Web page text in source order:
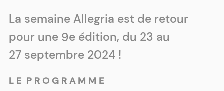
La semaine Allegria est de retour
pour une 9e édition, du 23 au
27 septembre 2024 !
L E P R O G R A M M E